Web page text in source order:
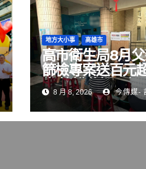
地方大小事 高雄市
高市衛生局8月
篩檢專案送百元
券 快揪爸媽一起
8 月 8, 2026 今傳媒-